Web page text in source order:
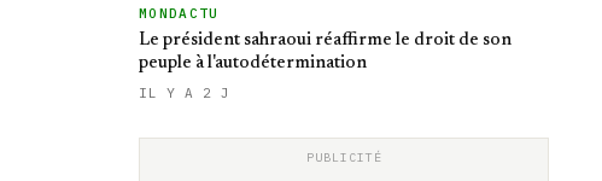
MONDACTU
Le président sahraoui réaffirme le droit de son
peuple à l'autodétermination
IL Y A 2 J